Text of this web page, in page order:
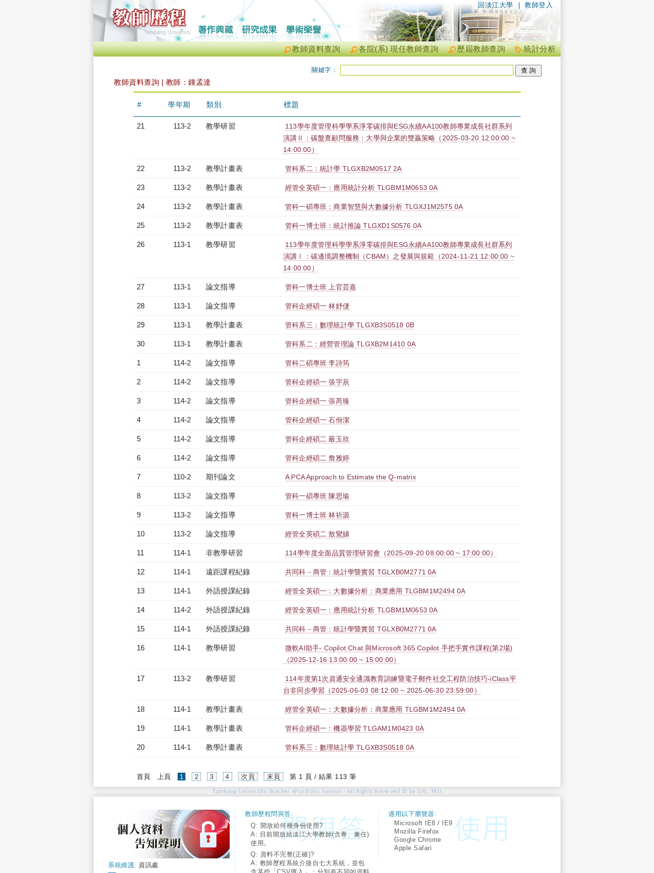
| 教師登入
回淡江大學
統計分析
歷屆教師查詢
各院(系) 現任教師查詢
教師資料查詢
關鍵字：
教師資料查詢 | 教師：鍾孟達
# 學年期 類別 標題
21 113-2 教學研習
113學年度管理科學學系淨零碳排與ESG永續AA100教師專業成長社群系列
演講Ⅱ：碳盤查顧問服務：大學與企業的雙贏策略（2025-03-20 12:00:00 ~
14:00:00）
22 113-2 教學計畫表 管科系二：統計學 TLGXB2M0517 2A
23 113-2 教學計畫表 經管全英碩一：應用統計分析 TLGBM1M0653 0A
24 113-2 教學計畫表 管科一碩專班：商業智慧與大數據分析 TLGXJ1M2575 0A
25 113-2 教學計畫表 管科一博士班：統計推論 TLGXD1S0576 0A
26 113-1 教學研習
113學年度管理科學學系淨零碳排與ESG永續AA100教師專業成長社群系列
演講Ⅰ：碳邊境調整機制（CBAM）之發展與規範（2024-11-21 12:00:00 ~
14:00:00）
27 113-1 論文指導 管科一博士班 上官芸嘉
28 113-1 論文指導 管科企經碩一 林妤倢
29 113-1 教學計畫表 管科系三：數理統計學 TLGXB3S0518 0B
30 113-1 教學計畫表 管科系二：經營管理論 TLGXB2M1410 0A
1 114-2 論文指導 管科二碩專班 李詩筠
2 114-2 論文指導 管科企經碩一 張宇辰
3 114-2 論文指導 管科企經碩一 張芮臻
4 114-2 論文指導 管科企經碩一 石佾潔
5 114-2 論文指導 管科企經碩二 嚴玉欣
6 114-2 論文指導 管科企經碩二 詹雅婷
7 110-2 期刊論文 A PCA Approach to Estimate the Q-matrix
8 113-2 論文指導 管科一碩專班 陳思瑜
9 113-2 論文指導 管科一博士班 林祈源
10 113-2 論文指導 經管全英碩二 敖鸞娣
11 114-1 非教學研習 114學年度全面品質管理研習會（2025-09-20 08:00:00 ~ 17:00:00）
12 114-1 遠距課程紀錄 共同科－商管：統計學暨實習 TGLXB0M2771 0A
13 114-1 外語授課紀錄 經管全英碩一：大數據分析：商業應用 TLGBM1M2494 0A
14 114-2 外語授課紀錄 經管全英碩一：應用統計分析 TLGBM1M0653 0A
15 114-1 外語授課紀錄 共同科－商管：統計學暨實習 TGLXB0M2771 0A
16 114-1 教學研習
微軟AI助手- Copilot Chat 與Microsoft 365 Copilot 手把手實作課程(第2場)
（2025-12-16 13:00:00 ~ 15:00:00）
17 113-2 教學研習
114年度第1次資通安全通識教育訓練暨電子郵件社交工程防治技巧-iClass平
台非同步學習（2025-06-03 08:12:00 ~ 2025-06-30 23:59:00）
18 114-1 教學計畫表 經管全英碩一：大數據分析：商業應用 TLGBM1M2494 0A
19 114-1 教學計畫表 管科企經碩一：機器學習 TLGAM1M0423 0A
20 114-1 教學計畫表 管科系三：數理統計學 TLGXB3S0518 0A
首頁 上頁 1 (current)
2 3 4 次頁 末頁 第 1 頁 / 結果 113 筆
Tamkang University Teacher ePortfolio System - All Rights Reserved © by OIS, TKU
系統維護: 資訊處
教師歷程問與答:
Q: 開放給何種身份使用?
A: 目前開放給淡江大學教師(含專、兼任)
使用。
Q: 資料不完整(正確)?
A: 教師歷程系統介接自七大系統，並包
適用以下瀏覽器:
Microsoft IE8 / IE9
Mozilla Firefox
Google Chrome
Apple Safari